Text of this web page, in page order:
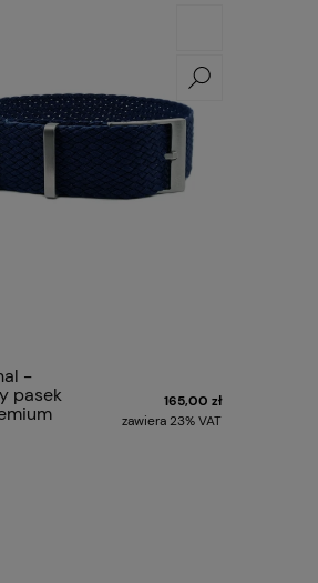
-
pasek
165,00 zł
zawiera 23% VAT